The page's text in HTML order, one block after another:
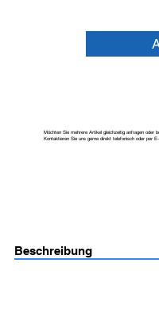
Möchten Sie mehrere Artikel gleichzeitig anfragen oder
Kontaktieren Sie uns gerne direkt telefonisch oder per
Beschreibung